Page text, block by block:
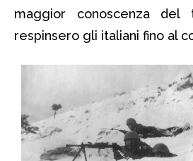
maggior conoscenza del
respinsero gli italiani fino al